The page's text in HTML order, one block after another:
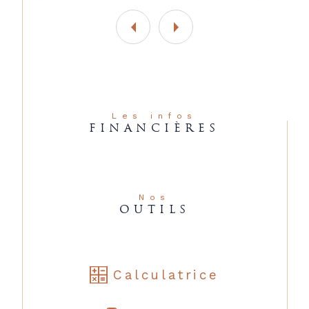
Les infos
FINANCIÈRES
Nos
OUTILS
Calculatrice